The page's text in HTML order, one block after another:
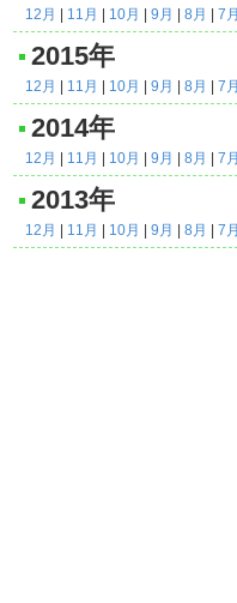
12月 11月 10月 9月 8月 7
2015年
12月 11月 10月 9月 8月 7
2014年
12月 11月 10月 9月 8月 7
2013年
12月 11月 10月 9月 8月 7